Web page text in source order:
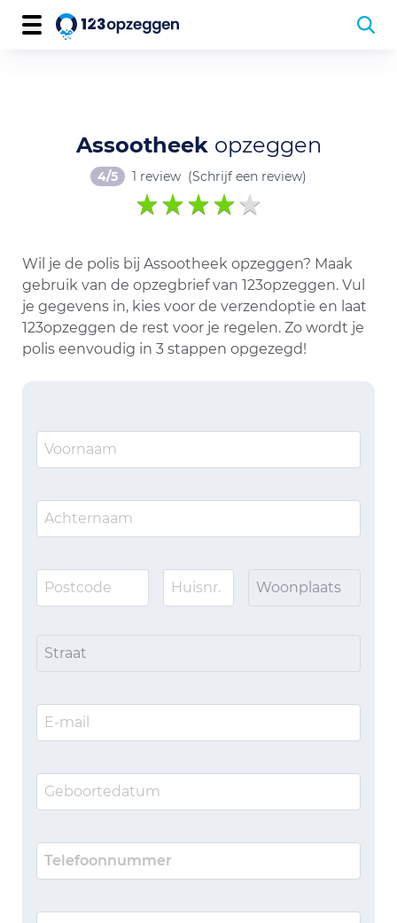
Assootheek opzeggen
4/5 1 review (Schrijf een review)
Wil je de polis bij Assootheek opzeggen? Maak
gebruik van de opzegbrief van 123opzeggen. Vul
je gegevens in, kies voor de verzendoptie en laat
123opzeggen de rest voor je regelen. Zo wordt je
polis eenvoudig in 3 stappen opgezegd!
Woonplaats
Straat